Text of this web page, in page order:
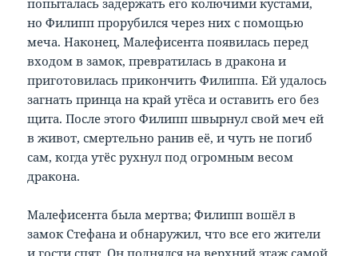
но Филипп прорубился через них с помощью
меча. Наконец, Малефисента появилась перед
входом в замок, превратилась в дракона и
приготовилась прикончить Филиппа. Ей удалось
загнать принца на край утёса и оставить его без
щита. После этого Филипп швырнул свой меч ей
в живот, смертельно ранив её, и чуть не погиб
сам, когда утёс рухнул под огромным весом
дракона.
Малефисента была мертва; Филипп вошёл в
замок Стефана и обнаружил, что все его жители
и гости спят. Он поднялся на верхний этаж самой